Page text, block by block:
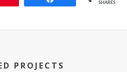
SHARES
PROJECTS